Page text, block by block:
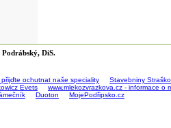
DiS.
ochutnat naše speciality Stavebniny
Evets www.mlekozvrazkova.cz - informace
Duoton MojePodřipsko.cz